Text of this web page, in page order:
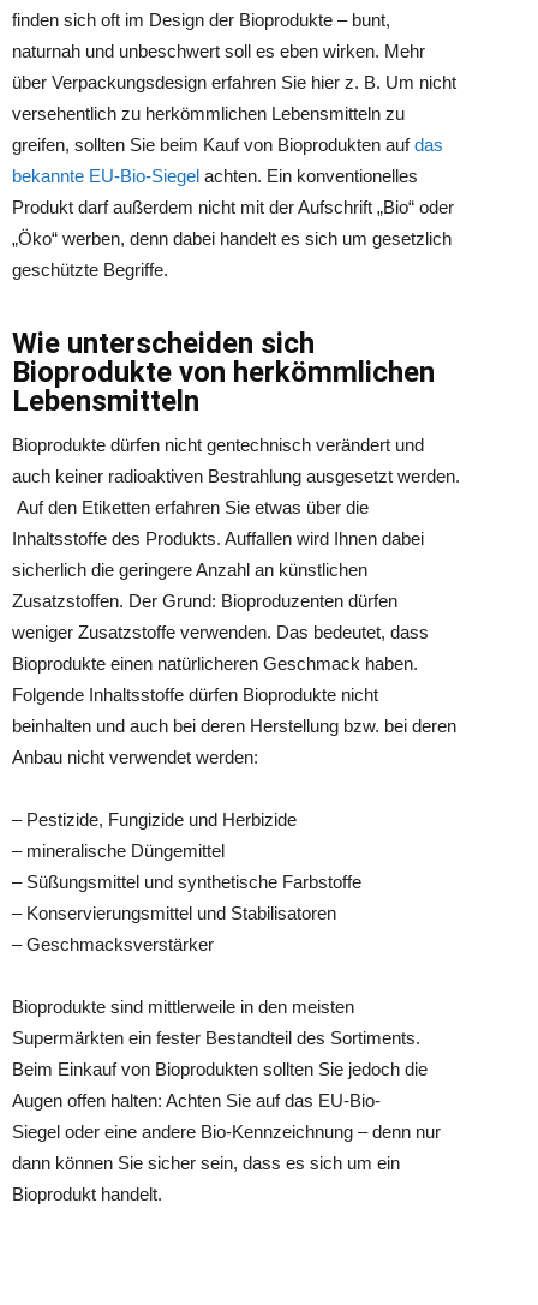
finden sich oft im Design der Bioprodukte – bunt,
naturnah und unbeschwert soll es eben wirken. Mehr
über Verpackungsdesign erfahren Sie hier z. B. Um nicht
versehentlich zu herkömmlichen Lebensmitteln zu
greifen, sollten Sie beim Kauf von Bioprodukten aufdas
bekannte EU-Bio-Siegel achten. Ein konventionelles
Produkt darf außerdem nicht mit der Aufschrift „Bio“ oder
„Öko“ werben, denn dabei handelt es sich um gesetzlich
geschützte Begriffe.
Wie unterscheiden sich
Bioprodukte von herkömmlichen
Lebensmitteln
Bioprodukte dürfen nicht gentechnisch verändert und
auch keiner radioaktiven Bestrahlung ausgesetzt werden.
Auf den Etiketten erfahren Sie etwas über die
Inhaltsstoffe des Produkts. Auffallen wird Ihnen dabei
sicherlich die geringere Anzahl an künstlichen
Zusatzstoffen. Der Grund: Bioproduzenten dürfen
weniger Zusatzstoffe verwenden. Das bedeutet, dass
Bioprodukte einen natürlicheren Geschmack haben.
Folgende Inhaltsstoffe dürfen Bioprodukte nicht
beinhalten und auch bei deren Herstellung bzw. bei deren
Anbau nicht verwendet werden:
– Pestizide, Fungizide und Herbizide
– mineralische Düngemittel
– Süßungsmittel und synthetische Farbstoffe
– Konservierungsmittel und Stabilisatoren
– Geschmacksverstärker
Bioprodukte sind mittlerweile in den meisten
Supermärkten ein fester Bestandteil des Sortiments.
Beim Einkauf von Bioprodukten sollten Sie jedoch die
Augen offen halten: Achten Sie auf das EU-Bio-
Siegel oder eine andere Bio-Kennzeichnung – denn nur
dann können Sie sicher sein, dass es sich um ein
Bioprodukt handelt.